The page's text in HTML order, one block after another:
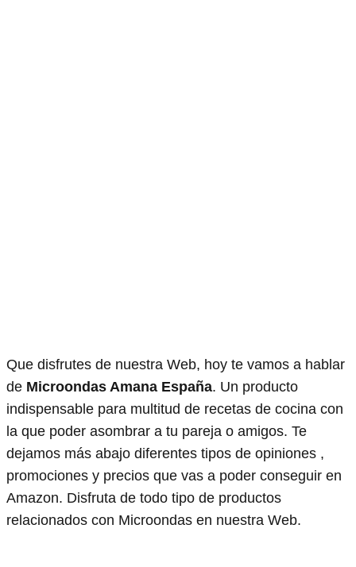
Que disfrutes de nuestra Web, hoy te vamos a hablar
de Microondas Amana España. Un producto
indispensable para multitud de recetas de cocina con
la que poder asombrar a tu pareja o amigos. Te
dejamos más abajo diferentes tipos de opiniones ,
promociones y precios que vas a poder conseguir en
Amazon. Disfruta de todo tipo de productos
relacionados con Microondas en nuestra Web.